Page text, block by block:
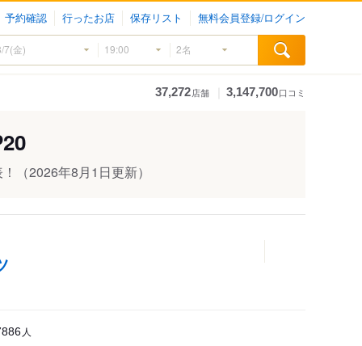
予約確認 行ったお店 保存リスト 無料会員登録/ログイン
37,272店舗 3,147,700口コミ
（2026年8月1日更新）
人